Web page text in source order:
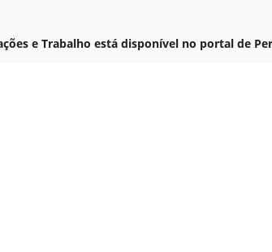
e Trabalho está disponível no portal de